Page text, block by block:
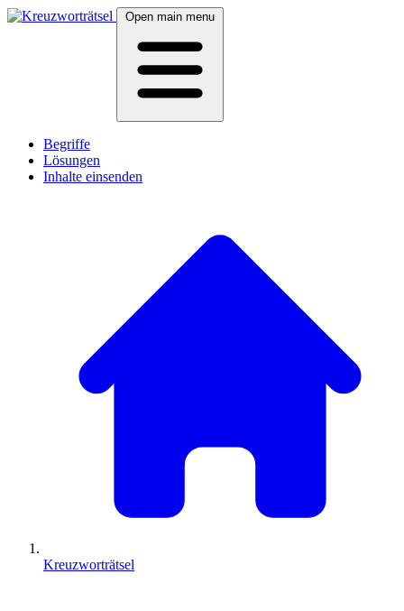
Open main menu
Begriffe
Lösungen
Inhalte einsenden
Kreuzworträtsel